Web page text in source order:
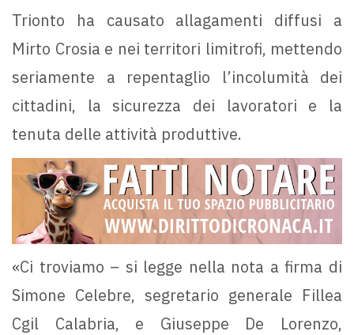
Trionto ha causato allagamenti diffusi a
Mirto Crosia e nei territori limitrofi, mettendo
seriamente a repentaglio l’incolumità dei
cittadini, la sicurezza dei lavoratori e la
tenuta delle attività produttive.
«Ci troviamo – si legge nella nota a firma di
Simone Celebre, segretario generale Fillea
Cgil Calabria, e Giuseppe De Lorenzo,